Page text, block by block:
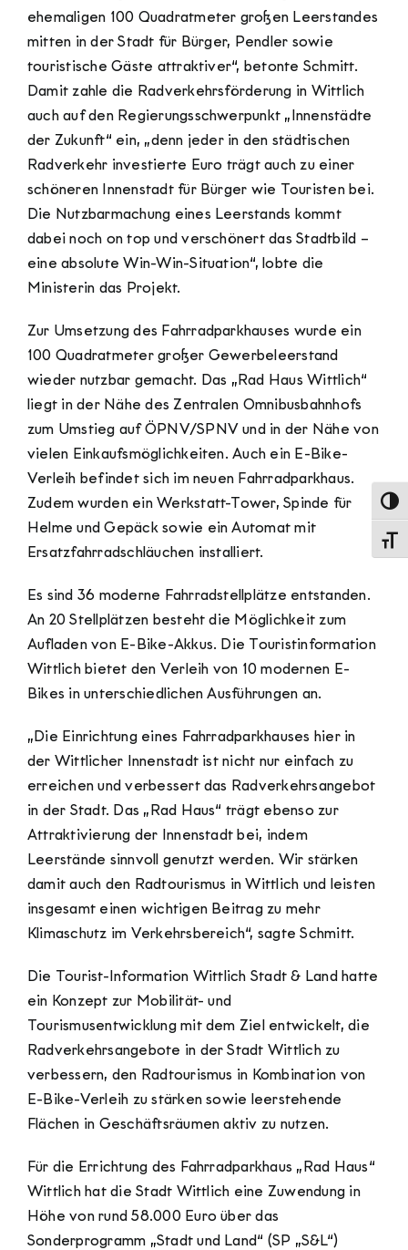
ehemaligen 100 Quadratmeter großen Leerstandes
mitten in der Stadt für Bürger, Pendler sowie
touristische Gäste attraktiver“, betonte Schmitt.
Damit zahle die Radverkehrsförderung in Wittlich
auch auf den Regierungsschwerpunkt „Innenstädte
der Zukunft“ ein, „denn jeder in den städtischen
Radverkehr investierte Euro trägt auch zu einer
schöneren Innenstadt für Bürger wie Touristen bei.
Die Nutzbarmachung eines Leerstands kommt
dabei noch on top und verschönert das Stadtbild –
eine absolute Win-Win-Situation“, lobte die
Ministerin das Projekt.
Zur Umsetzung des Fahrradparkhauses wurde ein
100 Quadratmeter großer Gewerbeleerstand
wieder nutzbar gemacht. Das „Rad Haus Wittlich“
liegt in der Nähe des Zentralen Omnibusbahnhofs
zum Umstieg auf ÖPNV/SPNV und in der Nähe von
vielen Einkaufsmöglichkeiten. Auch ein E-Bike-
Verleih befindet sich im neuen Fahrradparkhaus.
Zudem wurden ein Werkstatt-Tower, Spinde für
Helme und Gepäck sowie ein Automat mit
Ersatzfahrradschläuchen installiert.
Es sind 36 moderne Fahrradstellplätze entstanden.
An 20 Stellplätzen besteht die Möglichkeit zum
Aufladen von E-Bike-Akkus. Die Touristinformation
Wittlich bietet den Verleih von 10 modernen E-
Bikes in unterschiedlichen Ausführungen an.
„Die Einrichtung eines Fahrradparkhauses hier in
der Wittlicher Innenstadt ist nicht nur einfach zu
erreichen und verbessert das Radverkehrsangebot
in der Stadt. Das „Rad Haus“ trägt ebenso zur
Attraktivierung der Innenstadt bei, indem
Leerstände sinnvoll genutzt werden. Wir stärken
damit auch den Radtourismus in Wittlich und leisten
insgesamt einen wichtigen Beitrag zu mehr
Klimaschutz im Verkehrsbereich“, sagte Schmitt.
Die Tourist-Information Wittlich Stadt & Land hatte
ein Konzept zur Mobilität- und
Tourismusentwicklung mit dem Ziel entwickelt, die
Radverkehrsangebote in der Stadt Wittlich zu
verbessern, den Radtourismus in Kombination von
E-Bike-Verleih zu stärken sowie leerstehende
Flächen in Geschäftsräumen aktiv zu nutzen.
Für die Errichtung des Fahrradparkhaus „Rad Haus“
Wittlich hat die Stadt Wittlich eine Zuwendung in
Höhe von rund 58.000 Euro über das
Sonderprogramm „Stadt und Land“ (SP „S&L“)